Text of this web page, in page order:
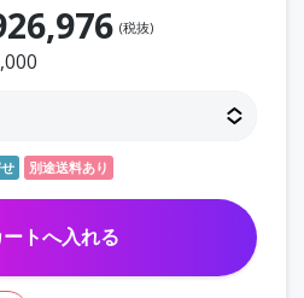
(税抜)
別途送料あり
トへ入れる